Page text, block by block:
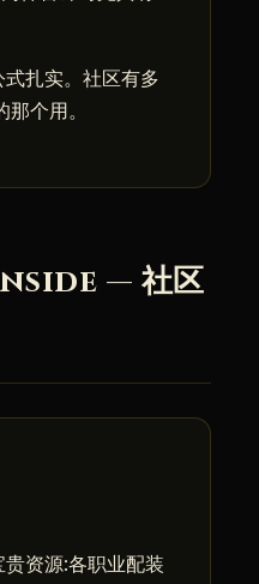
扎实。社区有多
个用。
— 社区
资源:各职业配装